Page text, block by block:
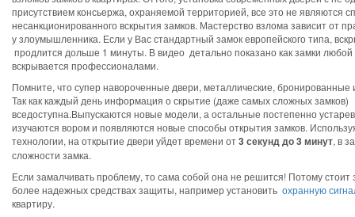
присутствием консьержа, охраняемой территорией, все это не являются
несанкционированного вскрытия замков. Мастерство взлома зависит от
у злоумышленника. Если у Вас стандартный замок европейского типа,
продлится дольше 1 минуты. В видео детально показано как замки
вскрывается профессионалами.
Помните, что супер навороченные двери, металлические, бронированные
Так как каждый день информация о скрытие (даже самых сложных замков)
вседоступна.Выпускаются новые модели, а остальные постепенно
изучаются вором и появляются новые способы открытия замков.
технологии, на открытие двери уйдет времени от3 секунд до 3 минут, в
сложности замка.
Если замалчивать проблему, то сама собой она не решится! Потому стоит
более надежных средствах защиты, например установить охранную
квартиру.